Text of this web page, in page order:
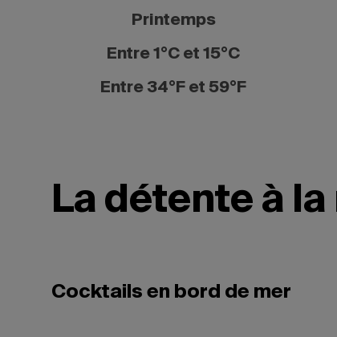
Printemps
Entre 1°C et 15°C
Entre 34°F et 59°F
La détente à
Cocktails en bord de mer